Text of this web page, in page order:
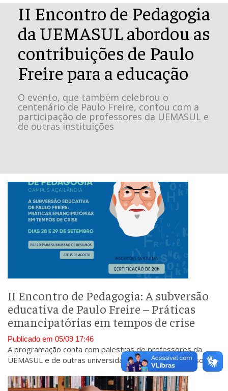
II Encontro de Pedagogia
da UEMASUL abordou as
contribuições de Paulo
Freire para a educação
O evento, que também celebrou o
centenário de Paulo Freire, contou com a
participação de professores da UEMASUL e
de outras instituições
II Encontro de Pedagogia: A subversão
educativa de Paulo Freire – Práticas
emancipatórias em tempos de crise
Publicado em 05/09 17:46
A programação conta com palestras de professores da
UEMASUL e de outras universidades, além de minicursos,
apresentações de trabalhos e outros.